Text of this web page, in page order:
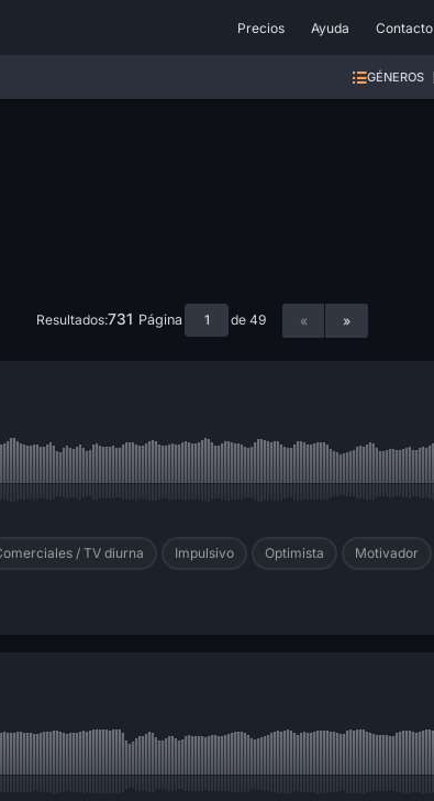
Precios Ayuda Contacto
GÉNEROS
Resultados:731 Página de 49 « »
/ TV diurna Impulsivo Optimista Motivador